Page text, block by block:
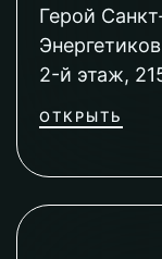
Герой
2-й этаж,
ОТКРЫТЬ